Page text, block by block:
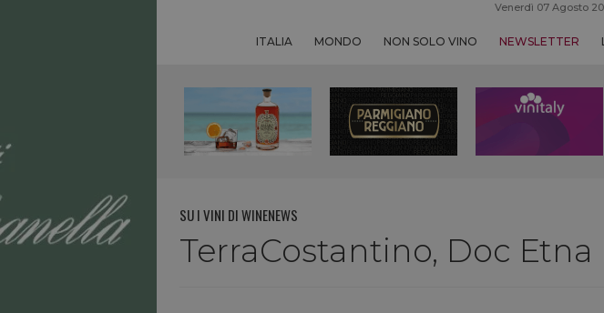
Venerdì 07 Agosto
ITALIA MONDO NON SOLO VINO NEWSLETTER
SU I VINI DI WINENEWS
TerraCostantino, Doc Etna